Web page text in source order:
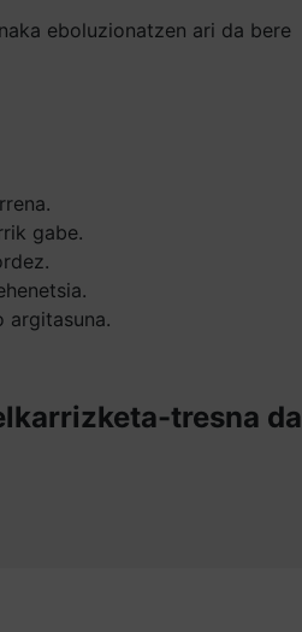
eboluzionatzen ari da bere
gabe.
argitasuna.
tresna